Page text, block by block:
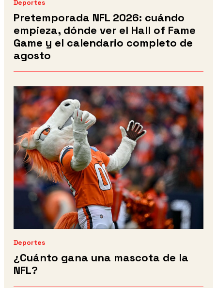
Deportes
Pretemporada NFL 2026: cuándo
empieza, dónde ver el Hall of Fame
Game y el calendario completo de
agosto
Deportes
¿Cuánto gana una mascota de la
NFL?